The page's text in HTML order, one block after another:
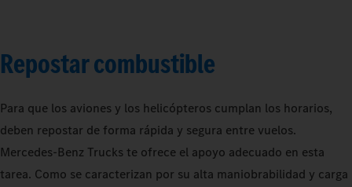
Repostar combustible
Para que los aviones y los helicópteros cumplan los horarios,
deben repostar de forma rápida y segura entre vuelos.
Mercedes-Benz Trucks te ofrece el apoyo adecuado en esta
tarea. Como se caracterizan por su alta maniobrabilidad y carga